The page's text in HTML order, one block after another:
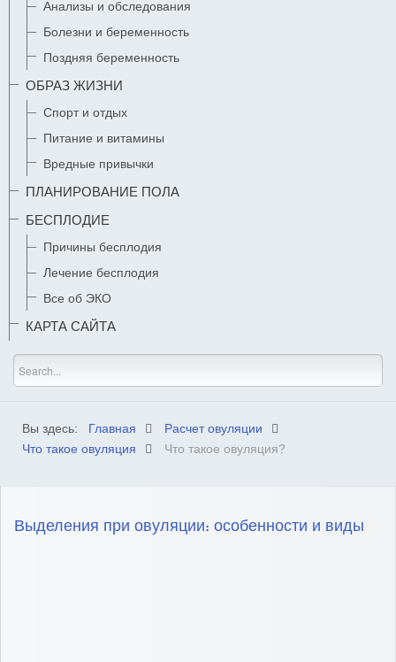
Анализы и обследования
Болезни и беременность
Поздняя беременность
ОБРАЗ ЖИЗНИ
Спорт и отдых
Питание и витамины
Вредные привычки
ПЛАНИРОВАНИЕ ПОЛА
БЕСПЛОДИЕ
Причины бесплодия
Лечение бесплодия
Все об ЭКО
КАРТА САЙТА
Вы здесь: Главная
Расчет овуляции
Что такое овуляция
Что такое овуляция?
Выделения при овуляции: особенности и виды